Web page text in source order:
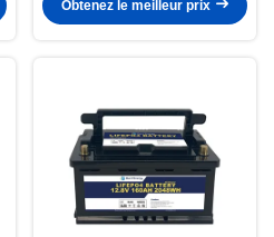
Obtenez le meilleur prix